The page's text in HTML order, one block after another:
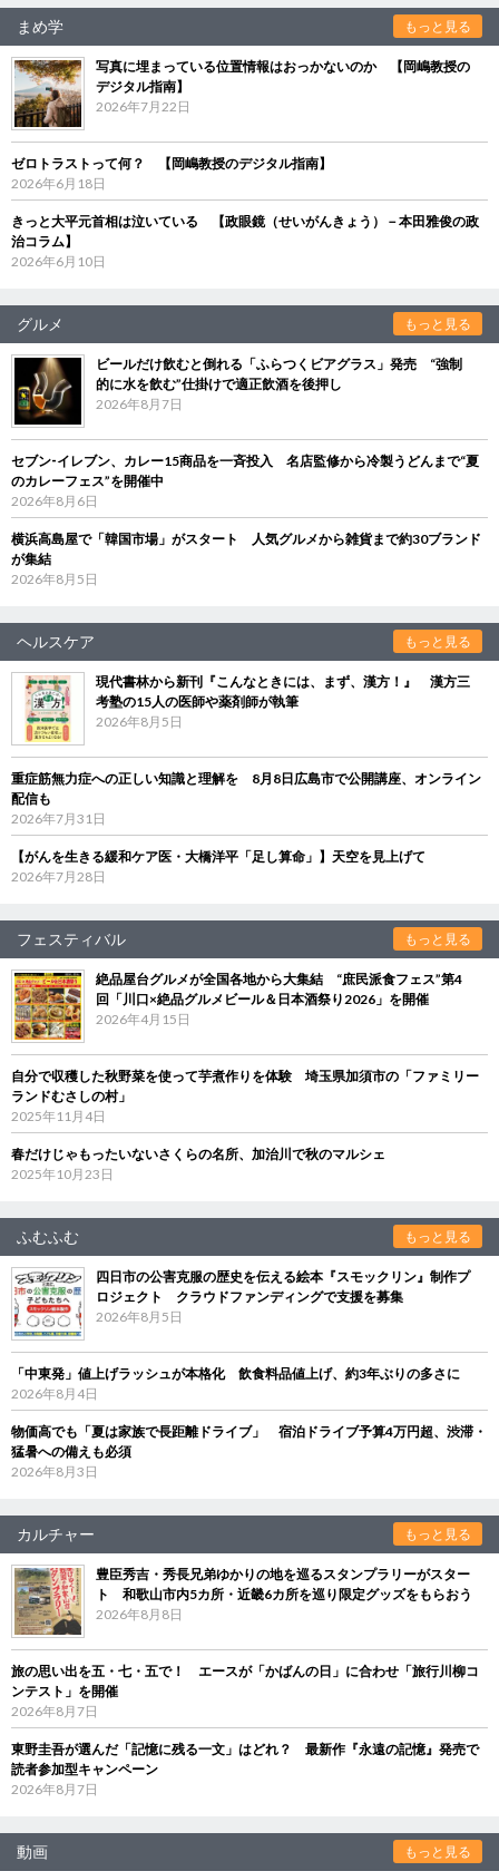
まめ学 もっと見る
写真に埋まっている位置情報はおっかないのか 【岡嶋教授の
デジタル指南】
2026年7月22日
ゼロトラストって何？ 【岡嶋教授のデジタル指南】
2026年6月18日
きっと大平元首相は泣いている 【政眼鏡（せいがんきょう）－本田雅俊の政
治コラム】
2026年6月10日
グルメ もっと見る
ビールだけ飲むと倒れる「ふらつくビアグラス」発売 “強制
的に水を飲む”仕掛けで適正飲酒を後押し
2026年8月7日
セブン‐イレブン、カレー15商品を一斉投入 名店監修から冷製うどんまで“夏
のカレーフェス”を開催中
2026年8月6日
横浜高島屋で「韓国市場」がスタート 人気グルメから雑貨まで約30ブランド
が集結
2026年8月5日
ヘルスケア もっと見る
現代書林から新刊『こんなときには、まず、漢方！』 漢方三
考塾の15人の医師や薬剤師が執筆
2026年8月5日
重症筋無力症への正しい知識と理解を 8月8日広島市で公開講座、オンライン
配信も
2026年7月31日
【がんを生きる緩和ケア医・大橋洋平「足し算命」】天空を見上げて
2026年7月28日
フェスティバル もっと見る
絶品屋台グルメが全国各地から大集結 “庶民派食フェス”第4
回「川口×絶品グルメビール＆日本酒祭り2026」を開催
2026年4月15日
自分で収穫した秋野菜を使って芋煮作りを体験 埼玉県加須市の「ファミリー
ランドむさしの村」
2025年11月4日
春だけじゃもったいないさくらの名所、加治川で秋のマルシェ
2025年10月23日
ふむふむ もっと見る
四日市の公害克服の歴史を伝える絵本『スモックリン』制作プ
ロジェクト クラウドファンディングで支援を募集
2026年8月5日
「中東発」値上げラッシュが本格化 飲食料品値上げ、約3年ぶりの多さに
2026年8月4日
物価高でも「夏は家族で長距離ドライブ」 宿泊ドライブ予算4万円超、渋滞・
猛暑への備えも必須
2026年8月3日
カルチャー もっと見る
豊臣秀吉・秀長兄弟ゆかりの地を巡るスタンプラリーがスター
ト 和歌山市内5カ所・近畿6カ所を巡り限定グッズをもらおう
2026年8月8日
旅の思い出を五・七・五で！ エースが「かばんの日」に合わせ「旅行川柳コ
ンテスト」を開催
2026年8月7日
東野圭吾が選んだ「記憶に残る一文」はどれ？ 最新作『永遠の記憶』発売で
読者参加型キャンペーン
2026年8月7日
動画 もっと見る